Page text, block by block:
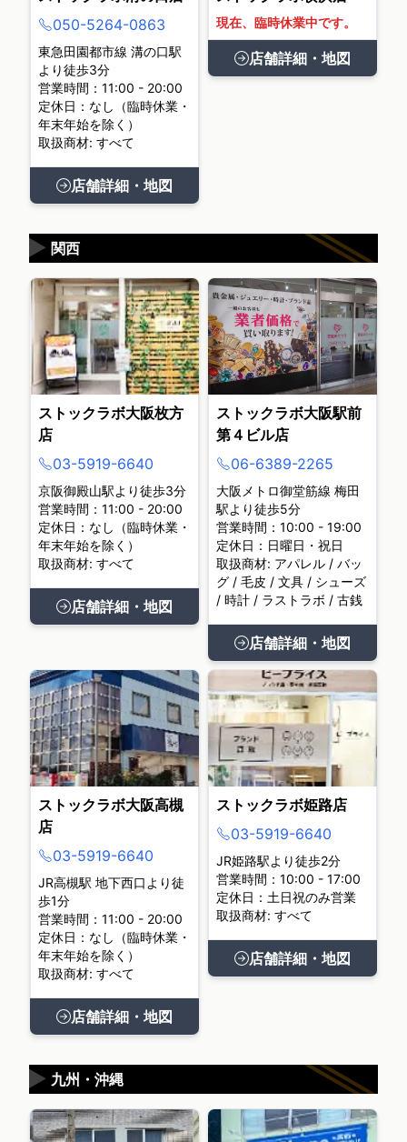
050-5264-0863
東急田園都市線 溝の口駅
より徒歩3分
営業時間：11:00 - 20:00
定休日：なし（臨時休業・
年末年始を除く）
取扱商材: すべて
店舗詳細・地図
現在、臨時休業中です。
店舗詳細・地図
関西
▶
ストックラボ大阪枚方
店
03-5919-6640
京阪御殿山駅より徒歩3分
営業時間：11:00 - 20:00
定休日：なし（臨時休業・
年末年始を除く）
取扱商材: すべて
店舗詳細・地図
ストックラボ大阪駅前
第４ビル店
06-6389-2265
大阪メトロ御堂筋線 梅田
駅より徒歩5分
営業時間：10:00 - 19:00
定休日：日曜日・祝日
取扱商材: アパレル / バッ
グ / 毛皮 / 文具 / シューズ
/ 時計 / ラストラボ / 古銭
店舗詳細・地図
ストックラボ大阪高槻
店
03-5919-6640
JR高槻駅 地下西口より徒
歩1分
営業時間：11:00 - 20:00
定休日：なし（臨時休業・
年末年始を除く）
取扱商材: すべて
店舗詳細・地図
ストックラボ姫路店
03-5919-6640
JR姫路駅より徒歩2分
営業時間：10:00 - 17:00
定休日：土日祝のみ営業
取扱商材: すべて
店舗詳細・地図
九州・沖縄
▶